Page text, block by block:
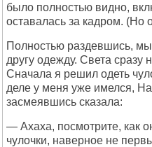
было полностью видно,
оставалась за кадром. (Но
Полностью раздевшись,
другу одежду. Света сразу
Сначала я решил одеть
деле у меня уже имелся,
засмеявшись сказала:
— Ахаха, посмотрите, как
чулочки, наверное не